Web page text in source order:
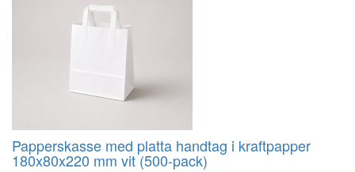
Papperskasse med platta handtag i kraftpapper
180x80x220 mm vit (500-pack)